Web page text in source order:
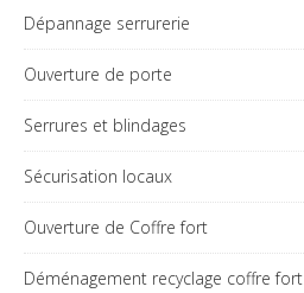
Dépannage serrurerie
Ouverture de porte
Serrures et blindages
Sécurisation locaux
Ouverture de Coffre fort
Déménagement recyclage coffre fort